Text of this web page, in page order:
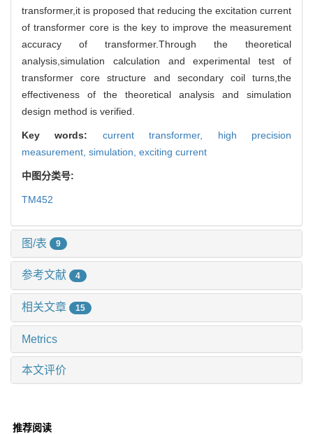
transformer,it is proposed that reducing the excitation current
of transformer core is the key to improve the measurement
accuracy of transformer.Through the theoretical
analysis,simulation calculation and experimental test of
transformer core structure and secondary coil turns,the
effectiveness of the theoretical analysis and simulation
design method is verified.
Key words: current transformer, high precision
measurement, simulation, exciting current
中图分类号:
TM452
图/表 9
参考文献 4
相关文章 15
Metrics
本文评价
推荐阅读